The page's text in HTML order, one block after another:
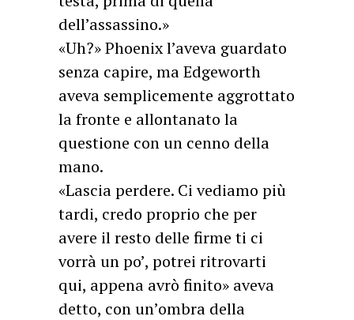
dell’assassino.»
«Uh?» Phoenix l’aveva guardato
senza capire, ma Edgeworth
aveva semplicemente aggrottato
la fronte e allontanato la
questione con un cenno della
mano.
«Lascia perdere. Ci vediamo più
tardi, credo proprio che per
avere il resto delle firme ti ci
vorrà un po’, potrei ritrovarti
qui, appena avrò finito» aveva
detto, con un’ombra della